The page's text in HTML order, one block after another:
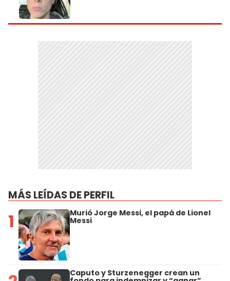
MÁS LEÍDAS DE PERFIL
1 Murió Jorge Messi, el papá de Lionel
Messi
Caputo y Sturzenegger crean un